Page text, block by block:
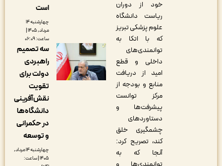
خود از دوران
ریاست دانشگاه
علوم پزشکی تبریز
که با اتکا به
توانمندی‌های
داخلی و قطع
امید از دریافت
منابع و بودجه از
مرکز توانست
پیشرفت‌ها و
دستاوردهای
چشمگیری خلق
کند، تصریح کرد:
آنجا که به
چهارشنبه ۱۴
مرداد, ۱۴۰۵ |
سه تصمیم
راهبردی
دولت برای
نقش‌آفرینی
دانشگاه‌ها
در حکمرانی
و توسعه
چهارشنبه ۱۴ مرداد,
۱۴۰۵ | ساعت: